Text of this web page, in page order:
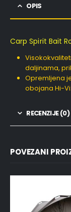
OPIS
Carp Spirit Bait
daljinama,
Opremljena
obojana Hi-
RECENZIJE (0)
POVEZANI